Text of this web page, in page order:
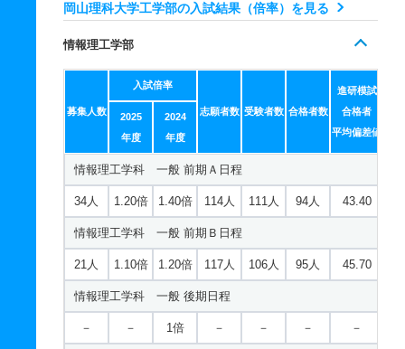
基礎理学科 一般 後期日程
－ － －
若干名 － － － －
基礎理学科 一般 共テ Ⅰ期３教科方式
1人 2倍 1.10倍 18人
基礎理学科 一般 共テ Ⅰ期５教科方式
1人 1.40倍 － 23人
基礎理学科 一般 ニ Ⅱ期
2人 1倍 1倍 6人
基礎理学科 一般 ニ Ⅲ期
機械システム工学科 一般 ニ Ⅲ期
－ 1倍
機械システム工学科 推薦 推薦Ａ日程
30人 1倍 1.30倍 27人 27人 26人 －
機械システム工学科 推薦 特別推薦普通科
81人 1倍 － 54人 54人 54人 －
機械システム工学科 推薦 特別推薦専門総合
81人 1倍 － 54人 54人 54人 －
機械システム工学科 推薦 専門学科等推薦
岡山理科大学工学部の入試結果（倍率）を見る
情報理工学部
募集人数
入試倍率
志願者数 受験者数 合格者数
進研模試
合格者
平均偏差値
2025
年度
2024
年度
情報理工学科 一般 前期Ａ日程
34人 1.20倍 1.40倍 114人 111人 94人 43.40
情報理工学科 一般 前期Ｂ日程
21人 1.10倍 1.20倍 117人 106人 95人 45.70
情報理工学科 一般 後期日程
－ － 1倍 － － － －